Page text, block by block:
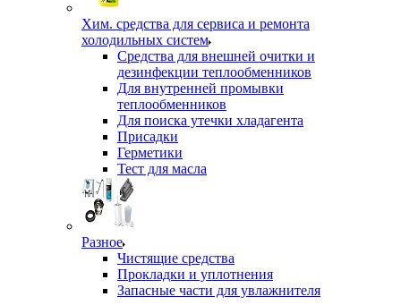
Хим. средства для сервиса и ремонта
холодильных систем
Средства для внешней очитки и
дезинфекции теплообменников
Для внутренней промывки
теплообменников
Для поиска утечки хладагента
Присадки
Герметики
Тест для масла
Разное
Чистящие средства
Прокладки и уплотнения
Запасные части для увлажнителя